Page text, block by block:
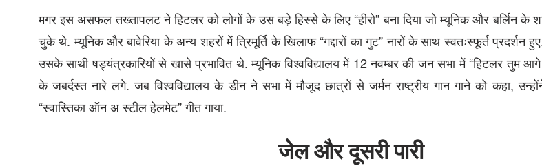
मगर इस असफल तख्तापलट ने हिटलर को लोगों के उस बड़े हिस्से के लिए “हीरो” बना दिया जो म्‍यूनिक और बर्लिन के
चुके थे. म्‍यूनिक और बावेरिया के अन्य शहरों में त्रिमूर्ति के खिलाफ “गद्दारों का गुट” नारों के साथ स्वतःस्फूर्त
उसके साथी षड्यंत्रकारियों से खासे प्रभावित थे. म्‍यूनिक विश्वविद्यालय में 12 नवम्बर की जन सभा में “हिटलर तुम आगे
के जबर्दस्त नारे लगे. जब विश्वविद्यालय के डीन ने सभा में मौजूद छात्रों से जर्मन राष्ट्रीय गान गाने को कहा,
“स्वास्तिका ऑन अ स्टील हेलमेट” गीत गाया.
जेल और दूसरी पारी